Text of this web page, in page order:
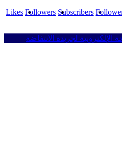
Likes Followers Subscribers